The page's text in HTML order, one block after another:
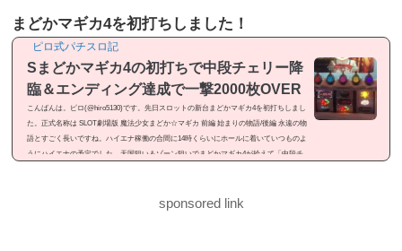
まどかマギカ4を初打ちしました！
ピロ式パチスロ記
Sまどかマギカ4の初打ちで中段チェリー降
臨＆エンディング達成で一撃2000枚OVER
こんばんは。ピロ(@hiro5130)です。先日スロットの新台まどかマギカ4を初打ちしまし
た。正式名称は SLOT劇場版 魔法少女まどか☆マギカ 前編 始まりの物語/後編 永遠の物
語とすごく長いですね。ハイエナ稼働の合間に14時くらいにホールに着いていつものよ
うにハイエナの予定でした。天国狙い＆ゾーン狙いでまどかマギカ4が拾えて「中段チ
sponsored link